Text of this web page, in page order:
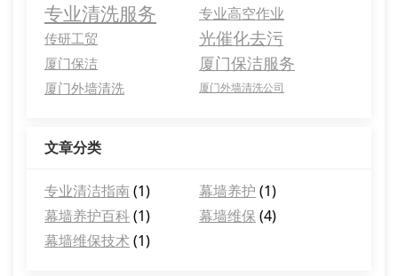
专业清洗服务 专业高空作业
传研工贸 光催化去污
厦门保洁 厦门保洁服务
厦门外墙清洗 厦门外墙清洗公司
文章分类
专业清洁指南(1) 幕墙养护 (1)
幕墙养护百科(1) 幕墙维保 (4)
幕墙维保技术(1)